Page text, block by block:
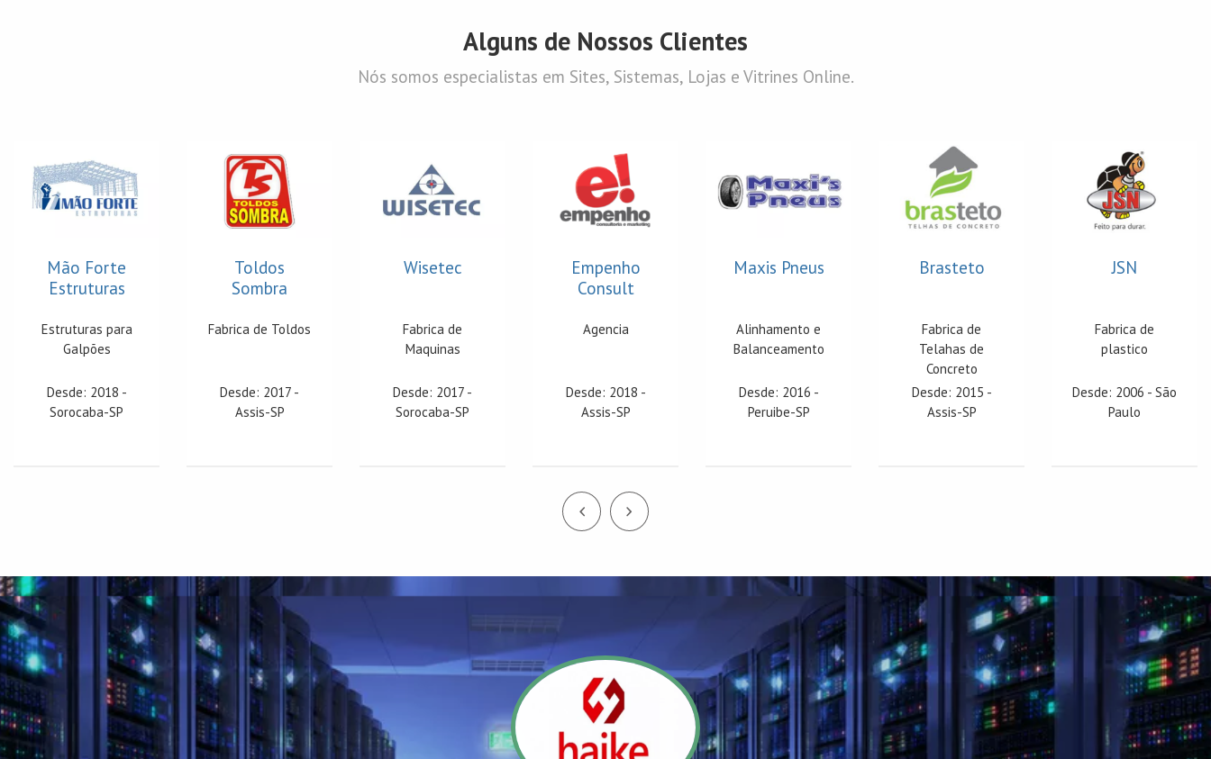
Alguns de Nossos Clientes
Nós somos especialistas em Sites, Sistemas, Lojas e Vitrines Online.
Mão Forte
Estruturas
Estruturas para
Galpões
Desde: 2018 -
Sorocaba-SP
Toldos
Sombra
Fabrica de Toldos
Desde: 2017 -
Assis-SP
Wisetec
Fabrica de
Maquinas
Desde: 2017 -
Sorocaba-SP
Empenho
Consult
Agencia
Desde: 2018 -
Assis-SP
Maxis Pneus
Alinhamento e
Balanceamento
Desde: 2016 -
Peruibe-SP
Brasteto
Fabrica de
Telahas de
Concreto
Desde: 2015 -
Assis-SP
JSN
Fabrica de
plastico
Desde: 2006 - São
Paulo